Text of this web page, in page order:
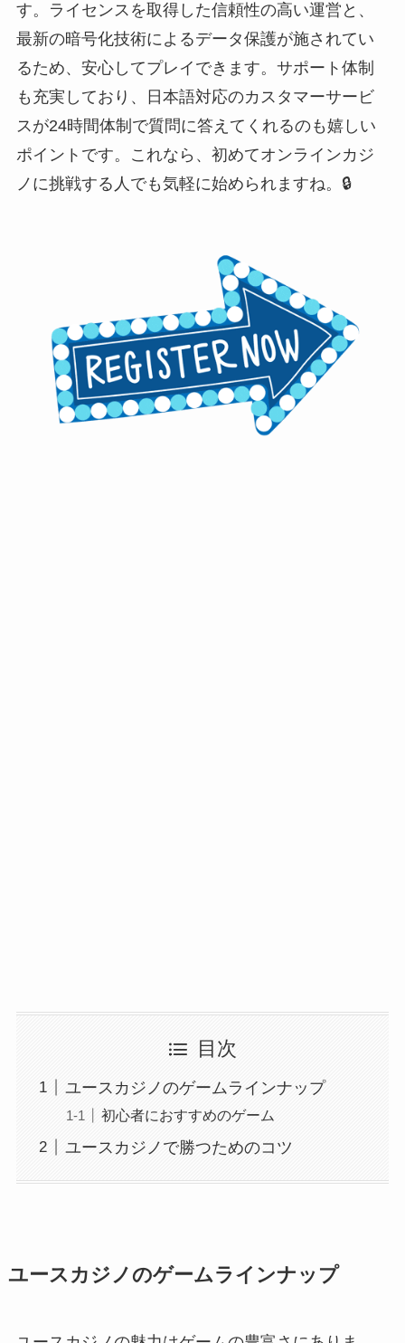
す。ライセンスを取得した信頼性の高い運営と、
最新の暗号化技術によるデータ保護が施されてい
るため、安心してプレイできます。サポート体制
も充実しており、日本語対応のカスタマーサービ
スが24時間体制で質問に答えてくれるのも嬉しい
ポイントです。これなら、初めてオンラインカジ
ノに挑戦する人でも気軽に始められますね。🔒
目次
ユースカジノのゲームラインナップ
初心者におすすめのゲーム
ユースカジノで勝つためのコツ
ユースカジノのゲームラインナップ